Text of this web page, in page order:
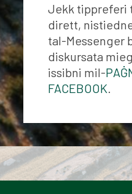
Jekk tippreferi
dirett,
tal-Messenger
diskursata
issibni mil-
FACEBOOK